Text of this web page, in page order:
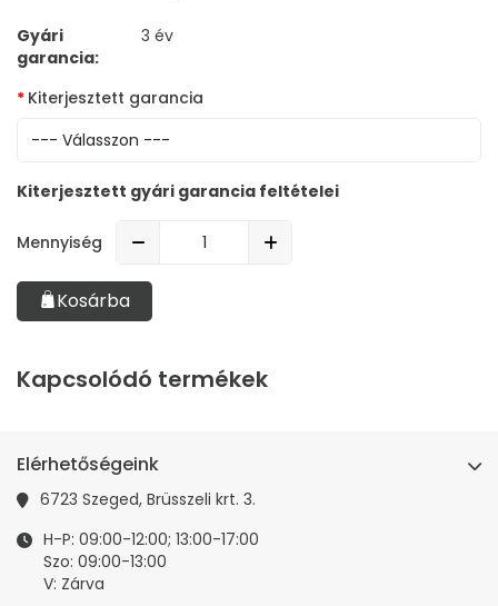
Gyári
garancia:
3 év
Kiterjesztett garancia
Kiterjesztett gyári garancia feltételei
Mennyiség
Kosárba
Kapcsolódó termékek
Elérhetőségeink
6723 Szeged, Brüsszeli krt. 3.
H-P: 09:00-12:00; 13:00-17:00
Szo: 09:00-13:00
V: Zárva